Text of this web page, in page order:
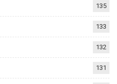
135
133
132
131